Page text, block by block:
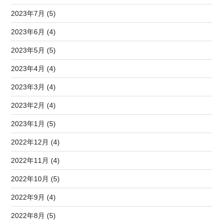
2023年7月 (5)
2023年6月 (4)
2023年5月 (5)
2023年4月 (4)
2023年3月 (4)
2023年2月 (4)
2023年1月 (5)
2022年12月 (4)
2022年11月 (4)
2022年10月 (5)
2022年9月 (4)
2022年8月 (5)